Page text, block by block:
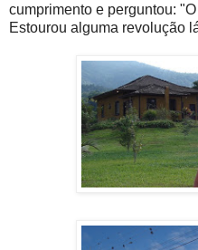
cumprimento e perguntou:
Estourou alguma revolução